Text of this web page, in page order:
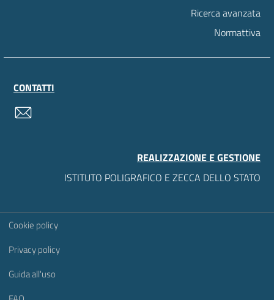
Ricerca avanzata
Normattiva
CONTATTI
REALIZZAZIONE E GESTIONE
ISTITUTO POLIGRAFICO E ZECCA DELLO STATO
Sezione Link Utili
Cookie policy
Privacy policy
Guida all'uso